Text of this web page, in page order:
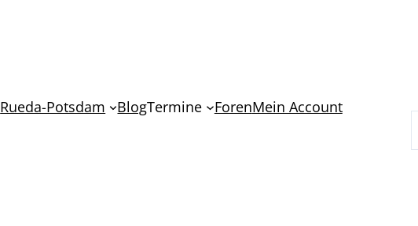
Rueda-Potsdam BlogTermine ForenMein Account